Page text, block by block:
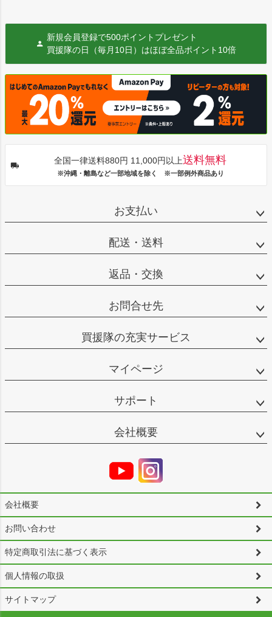
新規会員登録で500ポイントプレゼント
買援隊の日（毎月10日）はほぼ全品ポイント10倍
全国一律送料880円 11,000円以上送料無料
※沖縄・離島など一部地域を除く ※一部例外商品あり
お支払い
配送・送料
返品・交換
お問合せ先
買援隊の充実サービス
マイページ
サポート
会社概要
会社概要
お問い合わせ
特定商取引法に基づく表示
個人情報の取扱
サイトマップ